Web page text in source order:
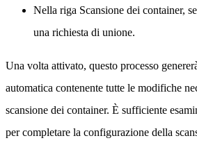
Nella riga Scansione dei container,
una richiesta di unione.
Una volta attivato, questo processo
automatica contenente tutte le modifiche
scansione dei container. È sufficiente
per completare la configurazione della